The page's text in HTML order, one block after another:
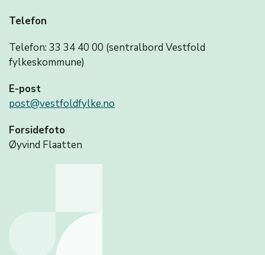
Telefon
Telefon: 33 34 40 00 (sentralbord Vestfold
fylkeskommune)
E-post
post@vestfoldfylke.no
Forsidefoto
Øyvind Flaatten